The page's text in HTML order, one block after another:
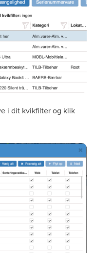
i dit kvikfilter og klik